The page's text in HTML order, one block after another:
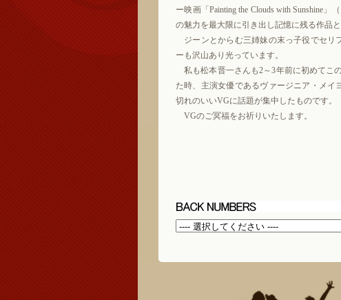
ー映画「Painting the Clouds with Sunshine」
の魅力を最大限に引き出し記憶に残る作品と
ジーンとからむ三姉妹の末っ子役でセリ
ーも沢山あり光っています。
私も松本晋一さんも2～3年前に初めてこ
た時、主演女優であるヴァージニア・メイ
切れのいいVGに話題が集中したものです。
VGのご冥福をお祈りいたします。